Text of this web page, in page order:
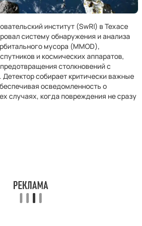
институт (SwRI) в Техасе
систему обнаружения и анализа
мусора (MMOD),
и космических аппаратов,
столкновений с
собирает критически важные
осведомленность о
случаях, когда повреждения не сразу